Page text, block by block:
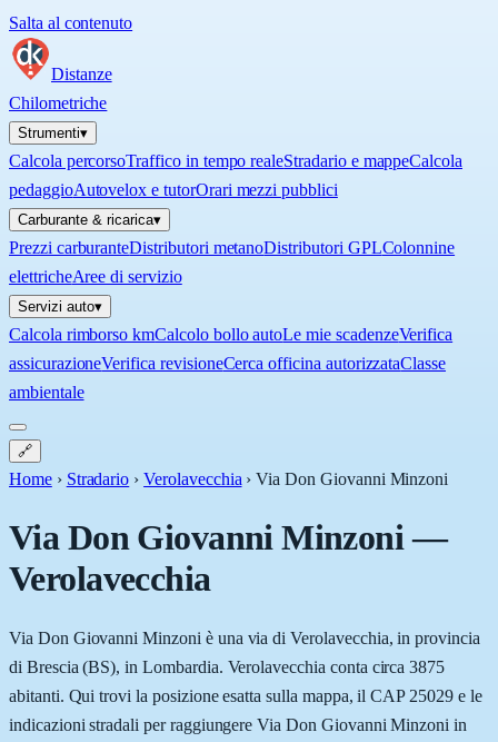
Salta al contenuto
Distanze
Chilometriche
Strumenti▾
Calcola percorsoTraffico in tempo realeStradario e mappeCalcola
pedaggioAutovelox e tutorOrari mezzi pubblici
Carburante & ricarica▾
Prezzi carburanteDistributori metanoDistributori GPLColonnine
elettricheAree di servizio
Servizi auto▾
Calcola rimborso kmCalcolo bollo autoLe mie scadenzeVerifica
assicurazioneVerifica revisioneCerca officina autorizzataClasse
ambientale
🔗
Home › Stradario › Verolavecchia ›Via Don Giovanni Minzoni
Via Don Giovanni Minzoni—
Verolavecchia
Via Don Giovanni Minzoni è una via di Verolavecchia, in provincia
di Brescia (BS), in Lombardia. Verolavecchia conta circa 3875
abitanti. Qui trovi la posizione esatta sulla mappa, il CAP 25029 e le
indicazioni stradali per raggiungere Via Don Giovanni Minzoni in